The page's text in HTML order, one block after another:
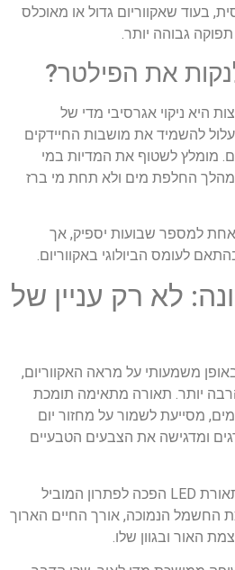
בעוד שאקווריום גדול או מאוכלס
גבוהה יותר.
את הפילטר?
היא ניקוי אגרסיבי מדי של
עלול להשמיד את מושבות החיידקים
מומלץ לשטוף את המדיות במי
החלפת מים ולא תחת מי ברז
אחת למספר שבועות יספיק, אך
לעומס הביולוגי באקווריום.
לא רק עניין של
משמעותי על מראה האקווריום,
יותר. תאורה מתאימה תומכת
מסייעת לשמור על מחזור יום
ומדגישה את הצבעים הטבעיים
בשנים האחרונות תאורת LED הפכה לפתרון המוביל
החשמל הנמוכה, אורך החיים הארוך
האור ובגוון שלו.